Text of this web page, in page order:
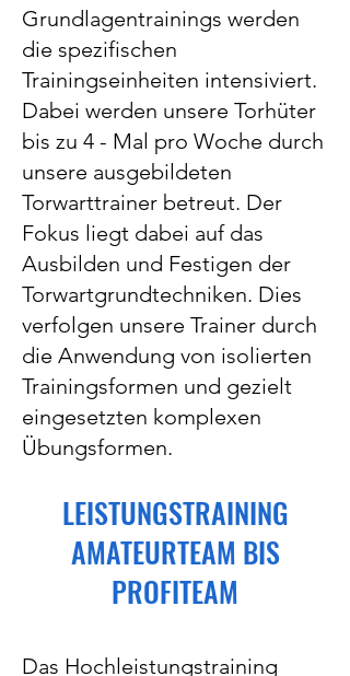
Grundlagentrainings werden
die spezifischen
Trainingseinheiten intensiviert.
Dabei werden unsere Torhüter
bis zu 4 - Mal pro Woche durch
unsere ausgebildeten
Torwarttrainer betreut. Der
Fokus liegt dabei auf das
Ausbilden und Festigen der
Torwartgrundtechniken. Dies
verfolgen unsere Trainer durch
die Anwendung von isolierten
Trainingsformen und gezielt
eingesetzten komplexen
Übungsformen.
LEISTUNGSTRAINING
AMATEURTEAM BIS
PROFITEAM
Das Hochleistungstraining